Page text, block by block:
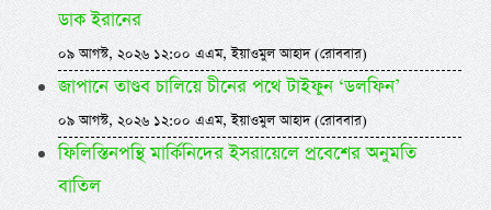
ডাক ইরানের
০৯ আগস্ট, ২০২৬ ১২:০০ এএম, ইয়াওমুল আহাদ (রোববার)
জাপানে তাণ্ডব চালিয়ে চীনের পথে টাইফুন ‘ডলফিন’
০৯ আগস্ট, ২০২৬ ১২:০০ এএম, ইয়াওমুল আহাদ (রোববার)
ফিলিস্তিনপন্থি মার্কিনিদের ইসরায়েলে প্রবেশের অনুমতি
বাতিল